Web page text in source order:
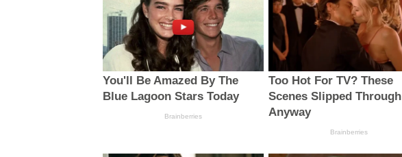
You'll Be Amazed By The
Blue Lagoon Stars Today
Brainberries
Too Hot For TV? These
Scenes Slipped Through
Anyway
Brainberries